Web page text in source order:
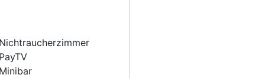
Nichtraucherzimmer
PayTV
Minibar